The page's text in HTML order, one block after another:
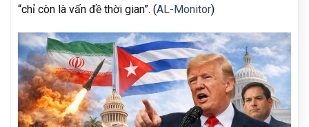
“chỉ còn là vấn đề thời gian”. (AL-Monitor)